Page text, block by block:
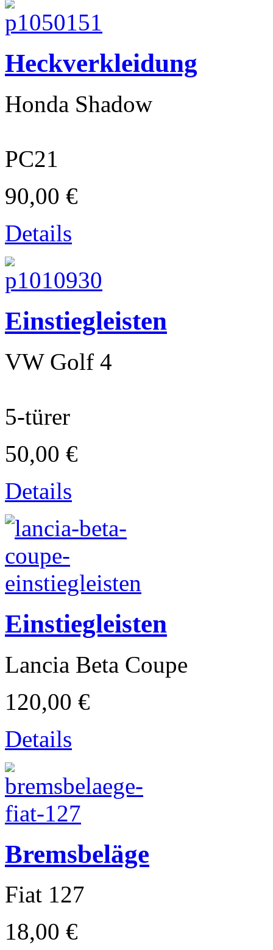
Cagiva
Gilera
Beta
Heckverkleidung
Honda Shadow
PC21
90,00 €
Details
Einstiegleisten
VW Golf 4
5-türer
50,00 €
Details
Einstiegleisten
Lancia Beta Coupe
120,00 €
Details
Bremsbeläge
Fiat 127
18,00 €